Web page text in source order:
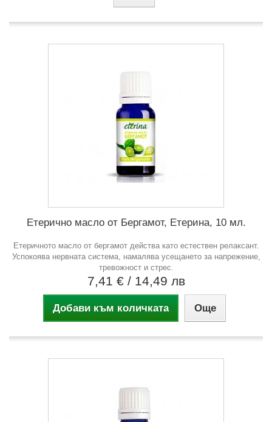
Етерично масло от Бергамот, Етерина, 10 мл.
Етеричното масло от бергамот действа като естествен релаксант.
Успокоява нервната система, намалява усещането за напрежение,
тревожност и стрес.
7,41 € / 14,49 лв
Добави към количката Още